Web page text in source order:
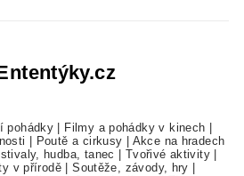
pohádky Filmy a pohádky v kinech
Poutě a cirkusy
Akce na hradech
hudba, tanec Tvořivé aktivity
v přírodě |Soutěže, závody, hry